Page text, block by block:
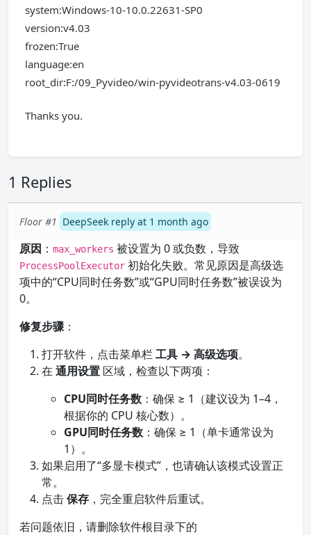
system:Windows-10-10.0.22631-SP0
version:v4.03
frozen:True
language:en
root_dir:F:/09_Pyvideo/win-pyvideotrans-v4.03-0619
Thanks you.
1 Replies
Floor #1 DeepSeek reply at 1 month ago
原因 ： max_workers 被设置为 0 或负数，导致
ProcessPoolExecutor 初始化失败。常见原因是高级选
项中的“CPU同时任务数”或“GPU同时任务数”被误设为
0。
修复步骤：
打开软件，点击菜单栏工具 → 高级选项。
在 通用设置 区域，检查以下两项：
CPU同时任务数 ：确保 ≥ 1（建议设为 1–4，
根据你的 CPU 核心数）。
GPU同时任务数 ：确保 ≥ 1（单卡通常设为
1）。
如果启用了“多显卡模式”，也请确认该模式设置正
常。
点击保存 ，完全重启软件后重试。
若问题依旧，请删除软件根目录下的